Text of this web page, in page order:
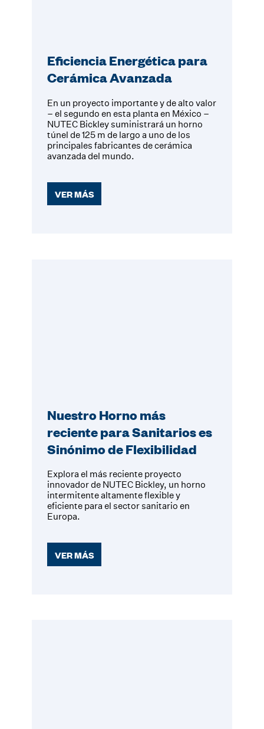
Eficiencia Energética para
Cerámica Avanzada
En un proyecto importante y de alto valor
– el segundo en esta planta en México –
NUTEC Bickley suministrará un horno
túnel de 125 m de largo a uno de los
principales fabricantes de cerámica
avanzada del mundo.
VER MÁS
Nuestro Horno más
reciente para Sanitarios es
Sinónimo de Flexibilidad
Explora el más reciente proyecto
innovador de NUTEC Bickley, un horno
intermitente altamente flexible y
eficiente para el sector sanitario en
Europa.
VER MÁS